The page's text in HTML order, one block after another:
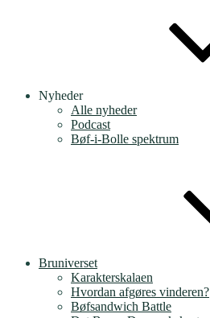
Nyheder
Alle nyheder
Podcast
Bøf-i-Bolle spektrum
Bruniverset
Karakterskalaen
Hvordan afgøres vinderen?
Bøfsandwich Battle